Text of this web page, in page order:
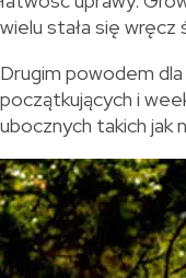
wielu stała się
Drugim powodem
początkujących i
ubocznych takich jak